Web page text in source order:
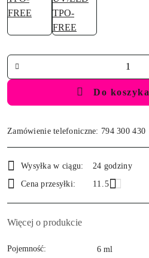
Ilość
Do koszyka
Zamówienie telefoniczne: 794 300 430
i
dostawa
Wysyłka w ciągu:
24 godziny
Cena przesyłki:
11.5
Więcej o produkcie
Pojemność: 6 ml